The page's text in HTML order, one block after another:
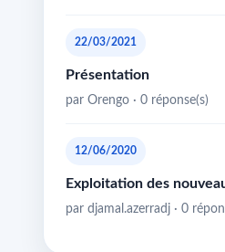
22/03/2021
Présentation
par Orengo · 0 réponse(s)
12/06/2020
Exploitation des
par djamal.azerradj · 0